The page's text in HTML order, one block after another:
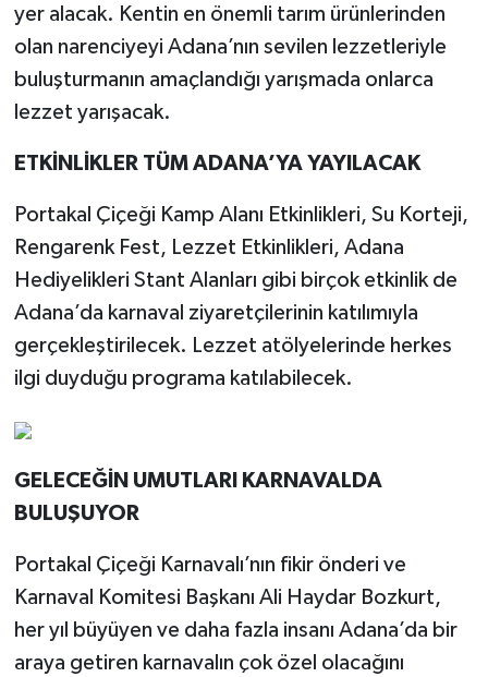
yer alacak. Kentin en önemli tarım ürünlerinden
olan narenciyeyi Adana’nın sevilen lezzetleriyle
buluşturmanın amaçlandığı yarışmada onlarca
lezzet yarışacak.
ETKİNLİKLER TÜM ADANA’YA YAYILACAK
Portakal Çiçeği Kamp Alanı Etkinlikleri, Su Korteji,
Rengarenk Fest, Lezzet Etkinlikleri, Adana
Hediyelikleri Stant Alanları gibi birçok etkinlik de
Adana’da karnaval ziyaretçilerinin katılımıyla
gerçekleştirilecek. Lezzet atölyelerinde herkes
ilgi duyduğu programa katılabilecek.
GELECEĞİN UMUTLARI KARNAVALDA
BULUŞUYOR
Portakal Çiçeği Karnavalı’nın fikir önderi ve
Karnaval Komitesi Başkanı Ali Haydar Bozkurt,
her yıl büyüyen ve daha fazla insanı Adana’da bir
araya getiren karnavalın çok özel olacağını